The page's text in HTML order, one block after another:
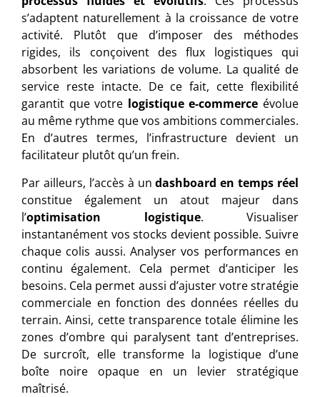
s’adaptent naturellement à la croissance de votre
activité. Plutôt que d’imposer des méthodes
rigides, ils conçoivent des flux logistiques qui
absorbent les variations de volume. La qualité de
service reste intacte. De ce fait, cette flexibilité
garantit que votre logistique e-commerce évolue
au même rythme que vos ambitions commerciales.
En d’autres termes, l’infrastructure devient un
facilitateur plutôt qu’un frein.
Par ailleurs, l’accès à undashboard en temps réel
constitue également un atout majeur dans
l’optimisation logistique. Visualiser
instantanément vos stocks devient possible. Suivre
chaque colis aussi. Analyser vos performances en
continu également. Cela permet d’anticiper les
besoins. Cela permet aussi d’ajuster votre stratégie
commerciale en fonction des données réelles du
terrain. Ainsi, cette transparence totale élimine les
zones d’ombre qui paralysent tant d’entreprises.
De surcroît, elle transforme la logistique d’une
boîte noire opaque en un levier stratégique
maîtrisé.